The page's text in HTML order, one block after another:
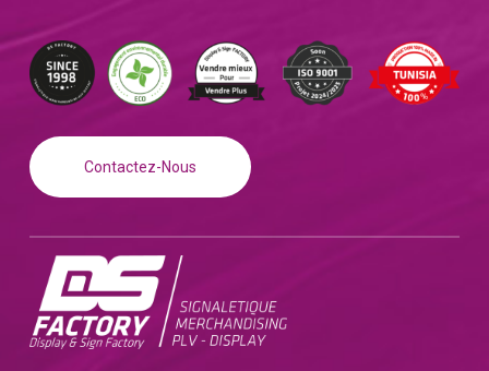
Contactez-Nous